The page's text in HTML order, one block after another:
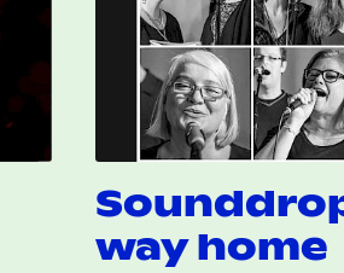
way home